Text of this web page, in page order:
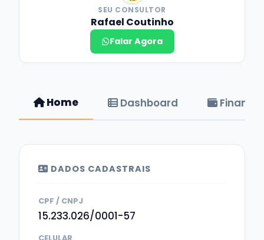
SEU CONSULTOR
Rafael Coutinho
Falar Agora
Home Dashboard
DADOS CADASTRAIS
CPF / CNPJ
15.233.026/0001-57
CELULAR